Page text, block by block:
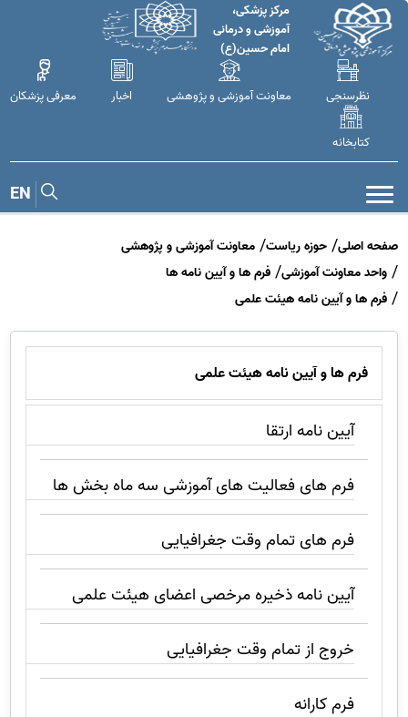
مرکز پزشکی،
آموزشی و درمانی
امام حسین(ع)
نظرسنجی معاونت آموزشی و پژوهشی اخبار معرفی پزشکان
کتابخانه
EN
صفحه اصلی حوزه ریاست معاونت آموزشی و پژوهشی
واحد معاونت آموزشی فرم ها و آیین نامه ها
فرم ها و آیین نامه هیئت علمی
فرم ها و آیین نامه هیئت علمی
آیین نامه ارتقا
فرم های فعالیت های آموزشی سه ماه بخش ها
فرم های تمام وقت جغرافیایی
آیین نامه ذخیره مرخصی اعضای هیئت علمی
خروج از تمام وقت جغرافیایی
فرم کارانه